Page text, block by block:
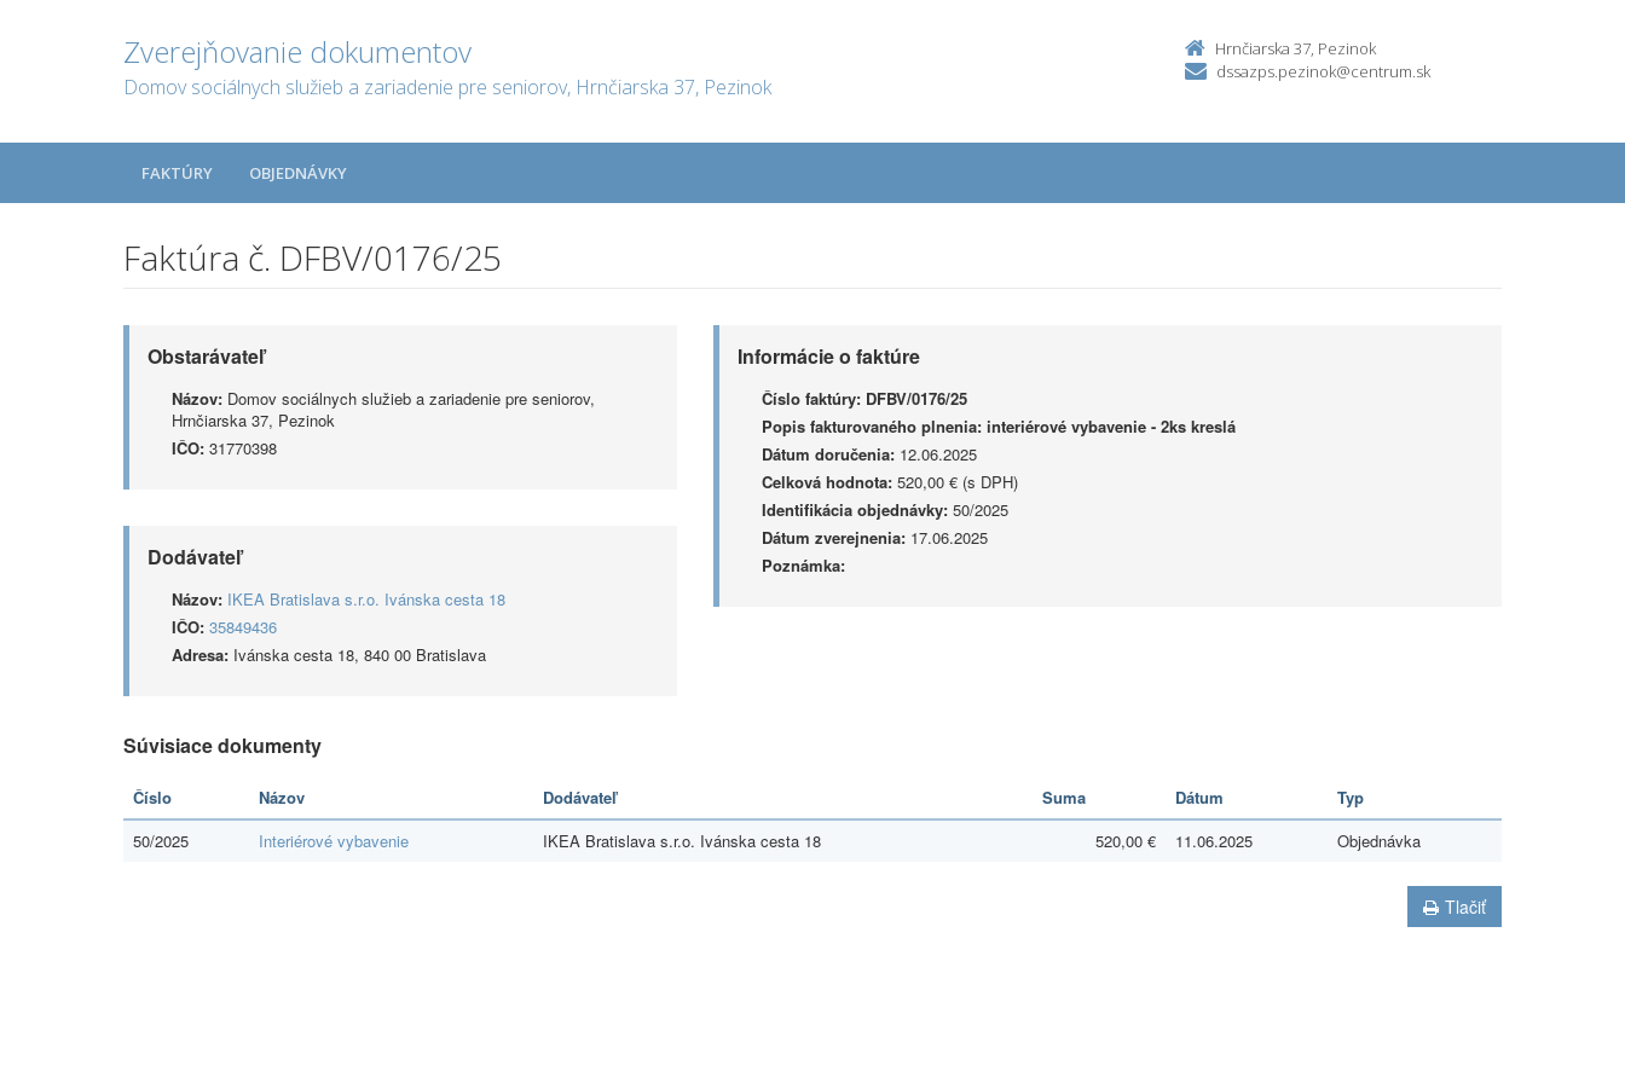
Zverejňovanie dokumentov
Domov sociálnych služieb a zariadenie pre seniorov, Hrnčiarska 37, Pezinok
Hrnčiarska 37, Pezinok
dssazps.pezinok@centrum.sk
FAKTÚRY OBJEDNÁVKY
Faktúra č. DFBV/0176/25
Obstarávateľ
Názov: Domov sociálnych služieb a zariadenie pre seniorov,
Hrnčiarska 37, Pezinok
IČO: 31770398
Dodávateľ
Názov: IKEA Bratislava s.r.o. Ivánska cesta 18
IČO: 35849436
Adresa: Ivánska cesta 18, 840 00 Bratislava
Informácie o faktúre
Číslo faktúry: DFBV/0176/25
Popis fakturovaného plnenia: interiérové vybavenie - 2ks kreslá
Dátum doručenia:12.06.2025
Celková hodnota:520,00 € (s DPH)
Identifikácia objednávky:50/2025
Dátum zverejnenia:17.06.2025
Poznámka:
Súvisiace dokumenty
Číslo Názov Dodávateľ Suma Dátum
Typ
50/2025
Interiérové vybavenie IKEA Bratislava s.r.o. Ivánska cesta 18 520,00 € 11.06.2025 Objednávka
Tlačiť